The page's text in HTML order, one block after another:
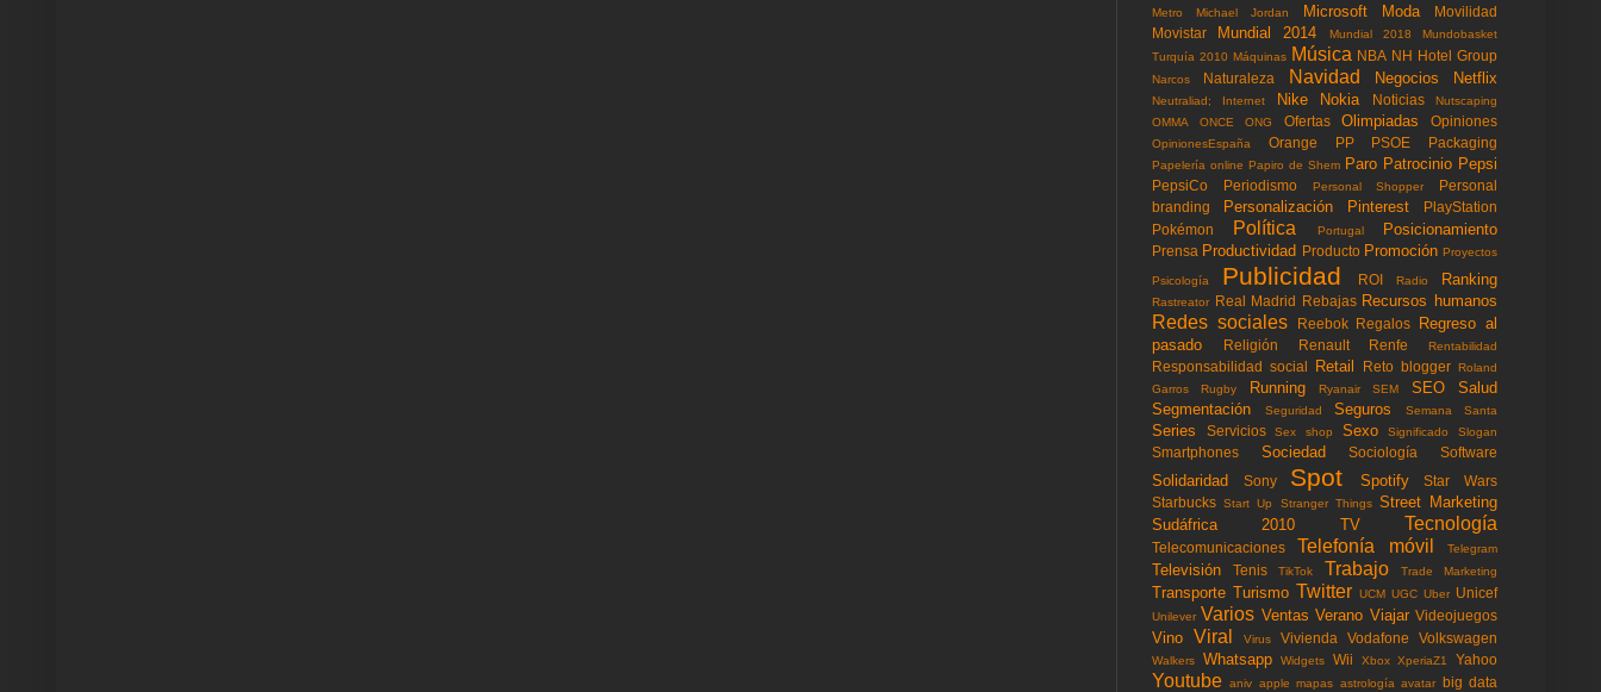
Metro Michael Jordan Microsoft Moda
Movilidad
Movistar
Mundial 2014 Mundial 2018
Mundobasket
Turquía 2010 Máquinas Música NBA NH Hotel Group
Narcos Naturaleza Navidad Negocios Netflix
Neutraliad; Internet Nike Nokia Noticias
Nutscaping
OMMA
ONCE ONG Ofertas Olimpiadas Opiniones
OpinionesEspaña Orange PP PSOE Packaging
Papelería online Papiro de Shem Paro Patrocinio Pepsi
PepsiCo Periodismo Personal Shopper
Personal
branding
Personalización Pinterest
PlayStation
Pokémon
Política Portugal Posicionamiento
Prensa Productividad Producto Promoción Proyectos
Psicología Publicidad ROI Radio Ranking
Rastreator Real Madrid Rebajas Recursos humanos
Redes sociales Reebok Regalos
Regreso al
pasado
Religión Renault Renfe Rentabilidad
Responsabilidad social Retail Reto blogger Roland
Garros
Rugby Running Ryanair SEM SEO
Salud
Segmentación
Seguridad Seguros Semana Santa
Series Servicios Sex shop Sexo Significado Slogan
Smartphones Sociedad Sociología Software
Solidaridad Sony Spot Spotify
Star Wars
Starbucks Start Up Stranger Things Street Marketing
Sudáfrica 2010
TV Tecnología
Telecomunicaciones Telefonía móvil Telegram
Televisión Tenis TikTok Trabajo Trade Marketing
Transporte Turismo Twitter UCM UGC Uber Unicef
Unilever Varios Ventas Verano Viajar Videojuegos
Vino Viral Virus Vivienda Vodafone Volkswagen
Walkers Whatsapp Widgets Wii Xbox XperiaZ1 Yahoo
Youtube aniv apple mapas astrología avatar big data